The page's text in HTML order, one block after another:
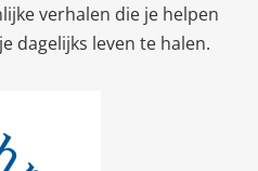
verhalen die je helpen
dagelijks leven te halen.